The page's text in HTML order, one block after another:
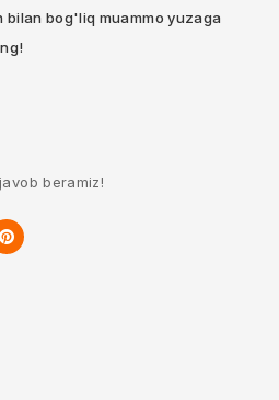
bilan bog'liq muammo yuzaga
beramiz!